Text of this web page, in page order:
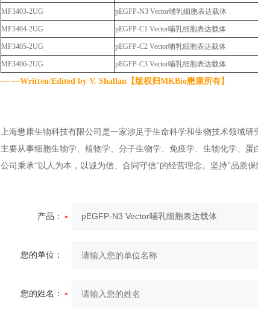
MF3403-2UG pEGFP-N3 Vector哺乳细胞表达载体
MF3404-2UG pEGFP-C1 Vector哺乳细胞表达载体
MF3405-2UG pEGFP-C2 Vector哺乳细胞表达载体
MF3406-2UG pEGFP-C3 Vector哺乳细胞表达载体
— —Written/Edited by V. Shallan【版权归MKBio懋康所有】
上海懋康生物科技有限公司是一家涉足于生命科学和生物技术领域研
主要从事细胞生物学、植物学、分子生物学、免疫学、生物化学、
公司秉承“以人为本，以诚为信、合同守信"的经营理念。坚持"品质
产品：
您的单位：
您的姓名：